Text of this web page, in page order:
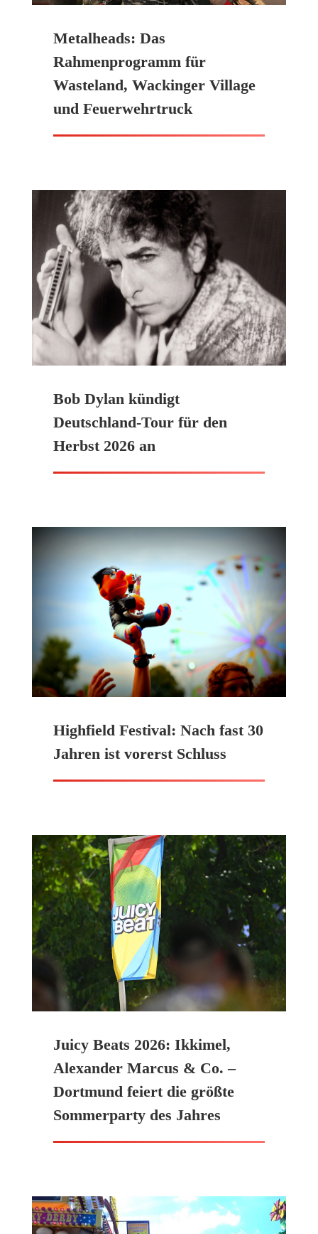
Metalheads: Das
Rahmenprogramm für
Wasteland, Wackinger Village
und Feuerwehrtruck
Bob Dylan kündigt
Deutschland-Tour für den
Herbst 2026 an
Highfield Festival: Nach fast 30
Jahren ist vorerst Schluss
Juicy Beats 2026: Ikkimel,
Alexander Marcus & Co. –
Dortmund feiert die größte
Sommerparty des Jahres